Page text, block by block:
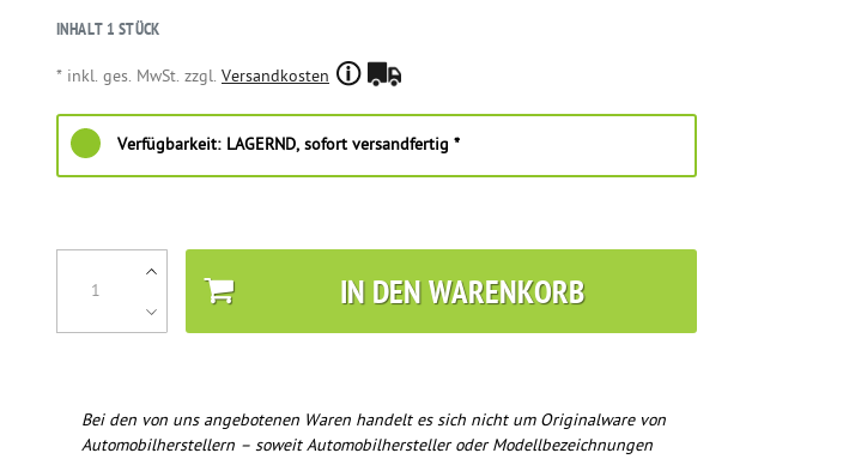
INHALT 1STÜCK
* inkl. ges. MwSt. zzgl. Versandkosten
Verfügbarkeit: LAGERND, sofort versandfertig *
IN DEN WARENKORB
Bei den von uns angebotenen Waren handelt es sich nicht um Originalware von
Automobilherstellern – soweit Automobilhersteller oder Modellbezeichnungen